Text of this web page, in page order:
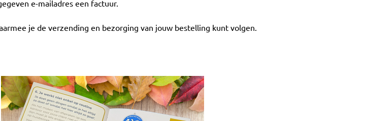
e-mailadres een factuur.
je de verzending en bezorging van jouw bestelling kunt volgen.